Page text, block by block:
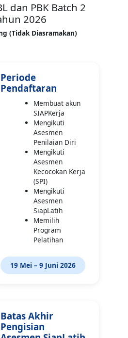
dan PBK Batch 2
2026
(Tidak Diasramakan)
Periode
Pendaftaran
Membuat akun
SIAPKerja
Mengikuti
Asesmen
Penilaian Diri
Mengikuti
Asesmen
Kecocokan Kerja
(SPI)
Mengikuti
Asesmen
SiapLatih
Memilih
Program
Pelatihan
19 Mei – 9 Juni 2026
Batas Akhir
Pengisian